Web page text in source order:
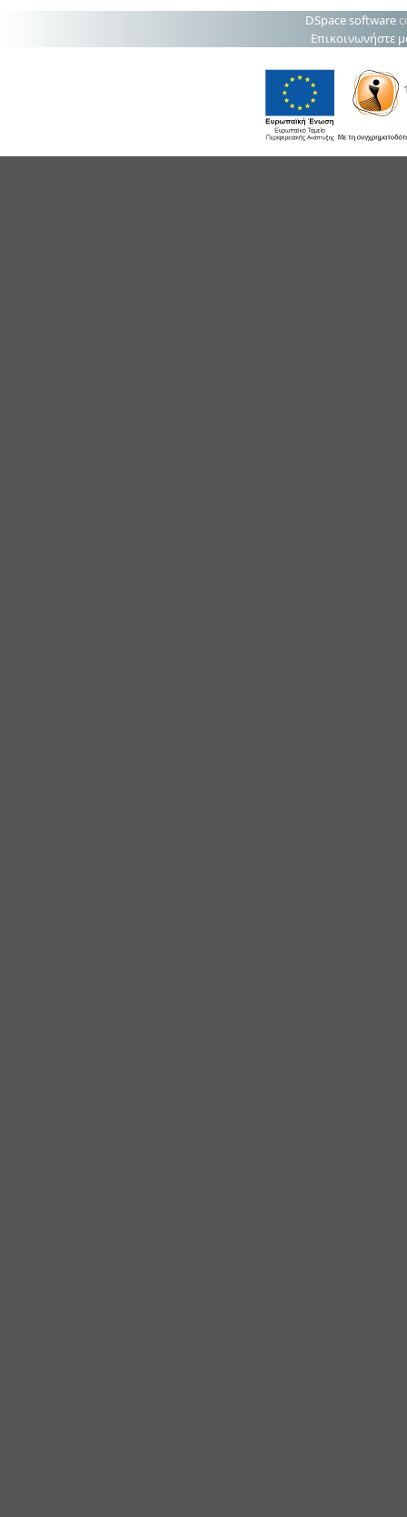
DSpace software
Επικοινωνήστε